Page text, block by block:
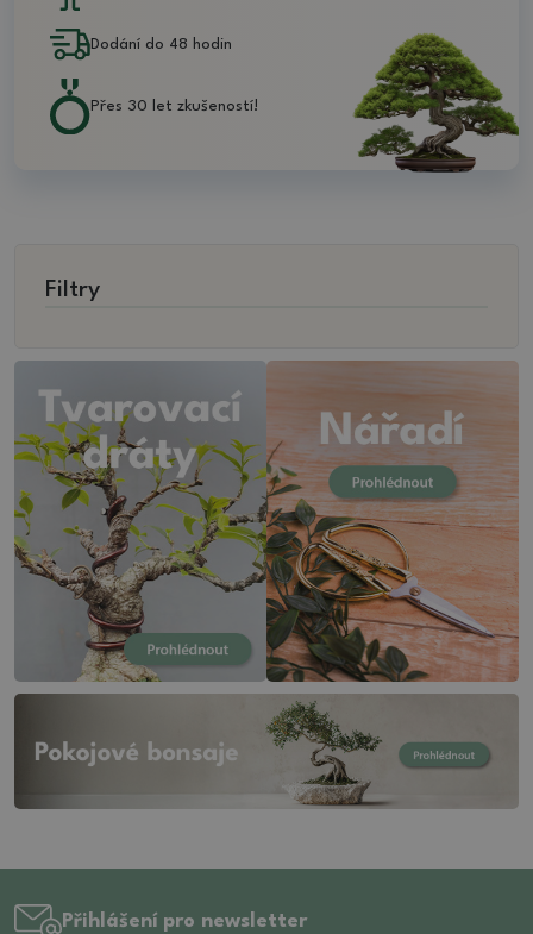
Filtry
Dodání do 48 hodin
Přes 30 let zkušeností!
Přihlášení pro newsletter